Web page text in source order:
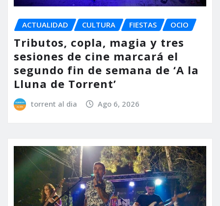
ACTUALIDAD CULTURA FIESTAS OCIO
Tributos, copla, magia y tres
sesiones de cine marcará el
segundo fin de semana de ‘A la
Lluna de Torrent’
torrent al dia Ago 6, 2026